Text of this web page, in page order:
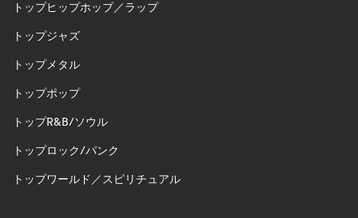
トップヒップホップ／ラップ
トップジャズ
トップメタル
トップポップ
トップR&B/ソウル
トップロック/パンク
トップワールド／スピリチュアル